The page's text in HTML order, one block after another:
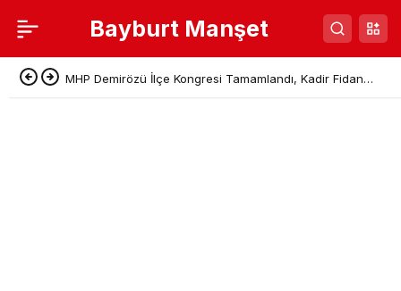
Bayburt Manşet
MHP Demirözü İlçe Kongresi Tamamlandı, Kadir Fidan